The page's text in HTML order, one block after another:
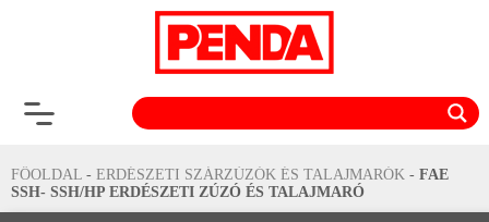
FŐOLDAL - ERDÉSZETI SZÁRZÚZÓK ÉS TALAJMARÓK - FAE
SSH- SSH/HP ERDÉSZETI ZÚZÓ ÉS TALAJMARÓ